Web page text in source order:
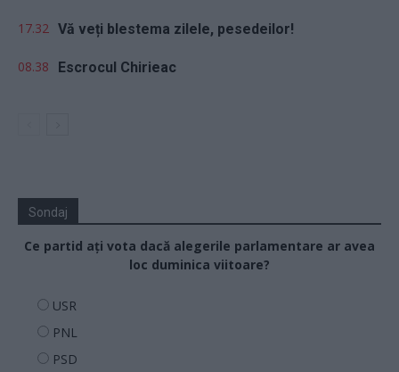
17.32 Vă veți blestema zilele, pesedeilor!
08.38 Escrocul Chirieac
Sondaj
Ce partid ați vota dacă alegerile parlamentare ar avea
loc duminica viitoare?
USR
PNL
PSD